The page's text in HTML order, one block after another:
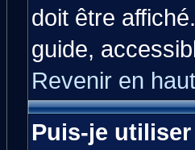
doit être
guide,
Revenir en
Puis-je utiliser